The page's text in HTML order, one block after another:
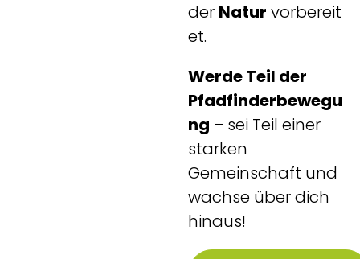
der Natur vorbereit
et.
Werde Teil der
Pfadfinderbewegu
ng – sei Teil einer
starken
Gemeinschaft und
wachse über dich
hinaus!